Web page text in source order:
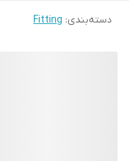
دسته‌بندی:
Fitting